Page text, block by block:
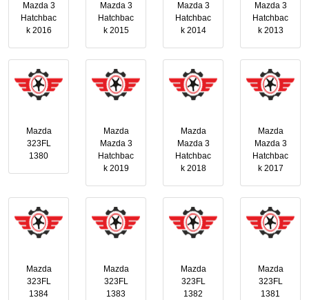
Mazda 3
Hatchbac
k 2013
Mazda 3
Hatchbac
k 2014
Mazda 3
Hatchbac
k 2015
Mazda 3
Hatchbac
k 2016
Mazda
Mazda 3
Hatchbac
k 2017
Mazda
Mazda 3
Hatchbac
k 2018
Mazda
Mazda 3
Hatchbac
k 2019
Mazda
323FL
1380
Mazda
323FL
1381
Mazda
323FL
1382
Mazda
323FL
1383
Mazda
323FL
1384